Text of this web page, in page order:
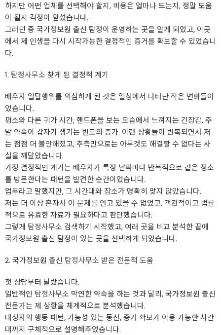
하지만 어떤 업체를 선택해야 할지, 비용은 얼마나 드는지, 정말 도움
이 될지 걱정이 앞섰습니다.
그러던 중 국가정보원 출신 탐정이 운영하는 곳을 알게 되었고, 이곳
에서 제 인생을 다시 시작가능한 결정적인 증거를 확보할 수 있었습니
다.
1. 탐정사무소 찾게 된 결정적 계기
배우자 일탈행위를 의심하게 된 것은 일상에서 나타난 작은 변화들이
었습니다.
평소와 다른 귀가 시간, 핸드폰을 보는 모습에서 느껴지는 긴장감, 주
말 약속이 갑자기 생기는 빈도의 증가. 이런 상황들이 반복되면서 저
는 점점 더 불안해졌고, 추측만으로는 아무것도 해결할 수 없다는 사
실을 깨달았습니다.
가장 결정적인 계기는 배우자가 특정 날짜마다 반복적으로 같은 장소
를 방문한다는 패턴을 발견한 순간이었습니다.
업무라고 말했지만, 그 시간대와 장소가 명확히 맞지 않았습니다.
저는 더 이상 혼자서 이 문제를 안고 있을 수 없었고, 객관적이고 법률
적으로 유효한 자료가 필요하다고 판단했습니다.
그렇게 탐정사무소 검색하기 시작했고, 여러 곳을 비교 분석한 끝에
국가정보원 출신 탐정이 있는 곳을 선택하게 되었습니다.
2. 국가정보원 출신 탐정사무소 받은 전문적 도움
첫 상담부터 달랐습니다.
일반적인 탐정사무소 막연한 약속을 하는 것과 달리, 국가정보원 출신
전문가는 제 상황을 체계적으로 분석했습니다.
대상자의 행동 패턴, 가능성 있는 동선, 증거 확보가 이용 가능한 시간
대까지 구체적으로 설명해주었습니다.